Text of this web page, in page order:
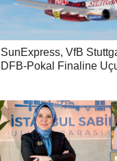
SunExpress, VfB
DFB-Pokal Finaline